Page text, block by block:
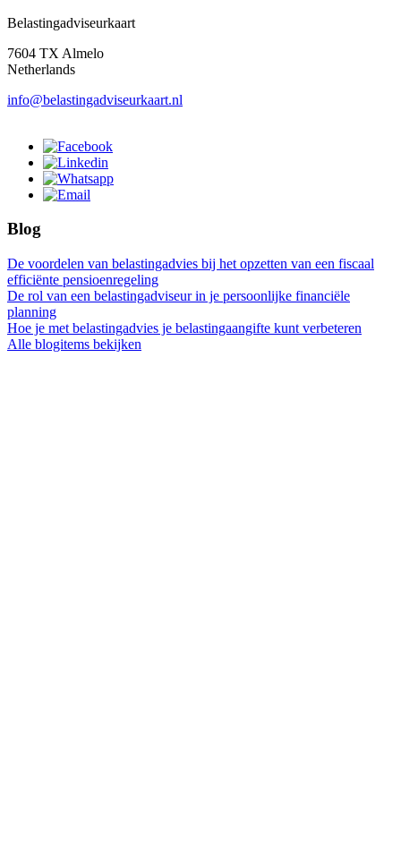
Belastingadviseurkaart
7604 TX Almelo
Netherlands
info@belastingadviseurkaart.nl
Blog
De voordelen van belastingadvies bij het opzetten van een fiscaal
efficiënte pensioenregeling
De rol van een belastingadviseur in je persoonlijke financiële
planning
Hoe je met belastingadvies je belastingaangifte kunt verbeteren
Alle blogitems bekijken